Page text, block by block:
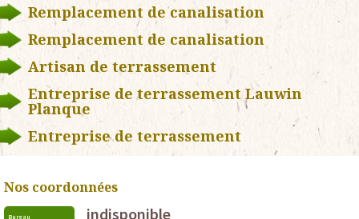
Remplacement de canalisation
Remplacement de canalisation
Artisan de terrassement
Entreprise de terrassement Lauwin
Planque
Entreprise de terrassement
Nos coordonnées
Bureau indisponible